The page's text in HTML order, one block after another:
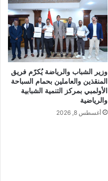
وزير الشباب والرياضة يُكرّم فريق
المنقذين والعاملين بحمام السباحة
الأولمبي بمركز التنمية الشبابية
والرياضية
أغسطس 8, 2026